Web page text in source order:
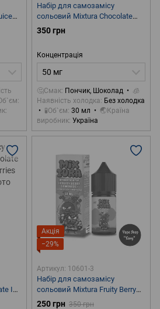
Набір для самозамісу
сольовий Mixtura Chocolate
Donut 30 ml 50 mg
350 грн
Концентрація
50 мг
🤔Смак Пончик, Шоколад
🧊
Наявність холодка
Без холодка
🧪Об`єм 30 мл
🌏Країна
виробник Україна
Ice
ml
Акція
−29%
Артикул: 10601-3
Набір для самозамісу
сольовий Mixtura Fruity Berry
Lemonade 30 ml 50 mg
250 грн 350 грн